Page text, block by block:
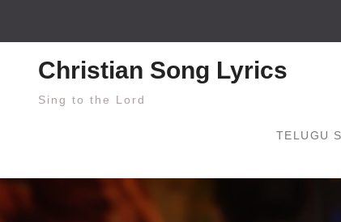
Christian Song Lyrics
Sing to the Lord
TELUGU